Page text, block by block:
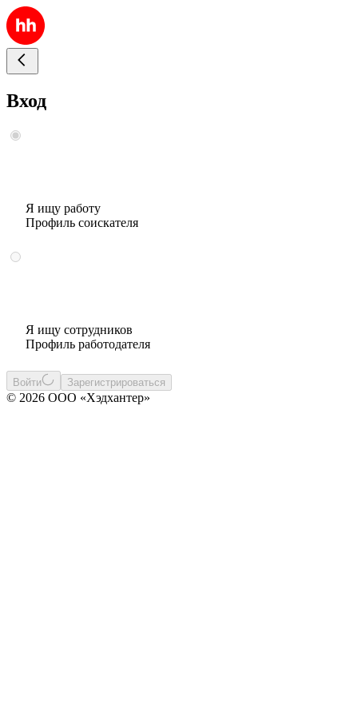
Вход
Я ищу работу
Профиль соискателя
Я ищу сотрудников
Профиль работодателя
Войти Зарегистрироваться
© 2026 ООО «Хэдхантер»